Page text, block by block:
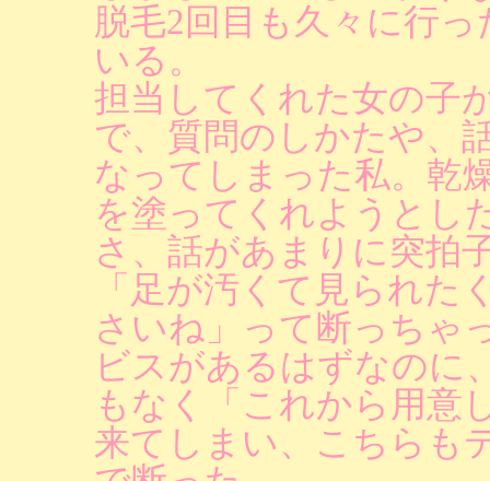
脱毛2回目も久々に行
いる。
担当してくれた女の子
で、質問のしかたや、
なってしまった私。乾
を塗ってくれようとし
さ、話があまりに突拍
「足が汚くて見られた
さいね」って断っちゃ
ビスがあるはずなのに
もなく「これから用意
来てしまい、こちらも